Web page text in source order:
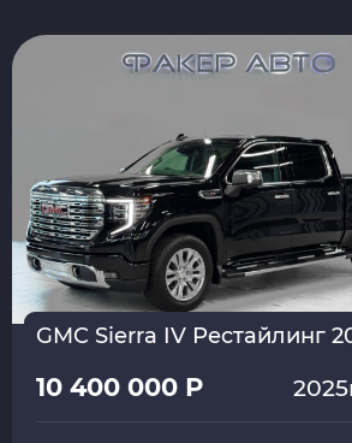
GMC Sierra IV Рестайлинг
10 400 000 Р